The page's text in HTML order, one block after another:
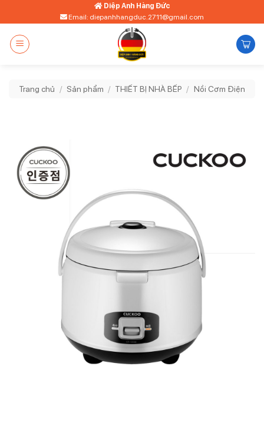
qua
dung
Diệp Anh Hàng Đức
Email: diepanhhangduc.2711@gmail.com
Trang chủ / Sản phẩm / THIẾT BỊ NHÀ BẾP / Nồi Cơm Điện